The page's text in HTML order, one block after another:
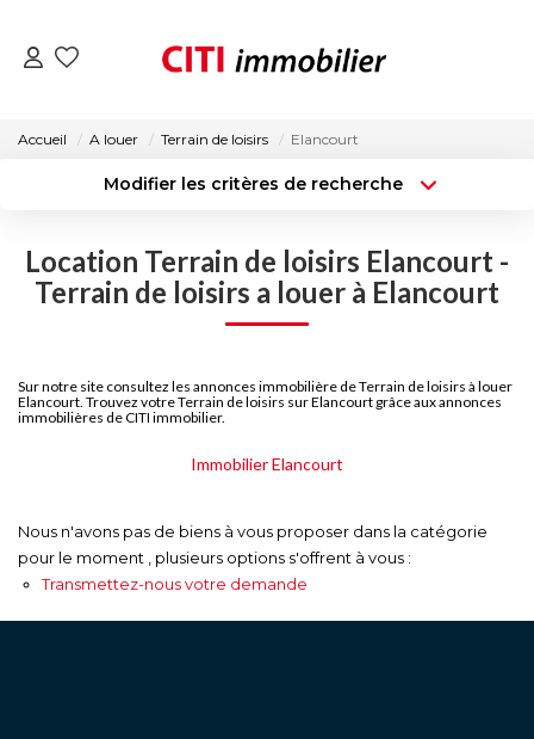
LOCATIONS
ESTIMATION
NOS AGENCES
ACTUALITÉS
CONTACT
Accueil A louer Terrain de loisirs Elancourt
Modifier les critères de recherche
Sélectionnez...
Type de bien
Surface min
Créer une alerte
Location Terrain de loisirs Elancourt -
Terrain de loisirs a louer à Elancourt
Sur notre site consultez les annonces immobilière de Terrain de loisirs à louer
Elancourt. Trouvez votre Terrain de loisirs sur Elancourt grâce aux annonces
immobilières de CITI immobilier.
Immobilier Elancourt
Nous n'avons pas de biens à vous proposer dans la catégorie
pour le moment , plusieurs options s'offrent à vous :
Transmettez-nous votre demande